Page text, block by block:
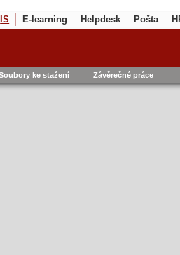
IS E-learning Helpdesk Pošta
ke stažení Závěrečné práce